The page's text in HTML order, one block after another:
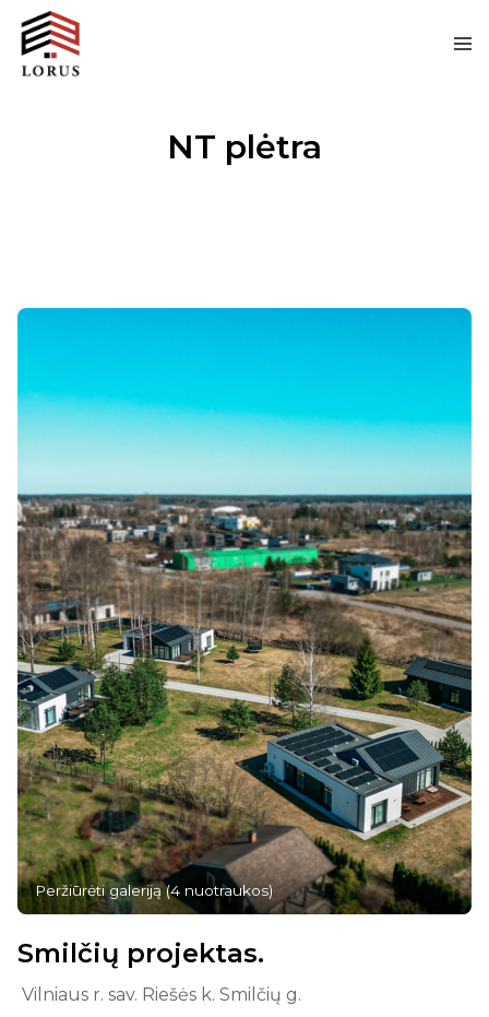
NT plėtra
Peržiūrėti galeriją (4 nuotraukos)
Smilčių projektas.
Vilniaus r. sav. Riešės k. Smilčių g.